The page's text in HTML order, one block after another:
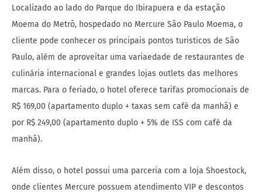
Localizado ao lado do Parque do Ibirapuera e da estação
Moema do Metrô, hospedado no Mercure São Paulo Moema, o
cliente pode conhecer os principais pontos turisticos de São
Paulo, além de aproveitar uma variaedade de restaurantes de
culinária internacional e grandes lojas outlets das melhores
marcas. Para o feriado, o hotel oferece tarifas promocionais de
R$ 169,00 (apartamento duplo + taxas sem café da manhã) e
por R$ 249,00 (apartamento duplo + 5% de ISS com café da
manhã).
Além disso, o hotel possui uma parceria com a loja Shoestock,
onde clientes Mercure possuem atendimento VIP e descontos